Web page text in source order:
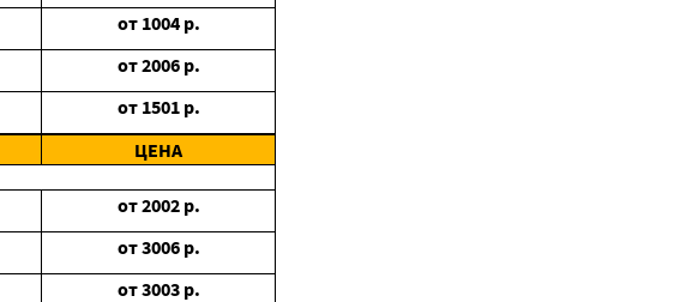
от 1004 р.
от2006 р.
от 1501 р.
ЦЕНА
от2002 р.
от3006 р.
от3003 р.